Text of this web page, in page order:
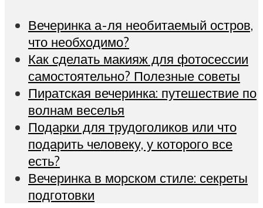
Вечеринка а-ля необитаемый остров,
что необходимо?
Как сделать макияж для фотосессии
самостоятельно? Полезные советы
Пиратская вечеринка: путешествие по
волнам веселья
Подарки для трудоголиков или что
подарить человеку, у которого все
есть?
Вечеринка в морском стиле: секреты
подготовки